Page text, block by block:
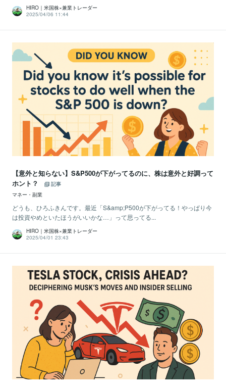
HIRO｜米国株×兼業トレーダー
2025/04/06 11:44
【意外と知らない】S&P500が下がってるのに、株は意外と好調って
ホント？
記事
マネー・副業
どうも、ひろふきんです。最近「S&amp;P500が下がってる！やっぱり今
は投資やめといたほうがいいかな…」って思ってる...
HIRO｜米国株×兼業トレーダー
2025/04/01 23:43